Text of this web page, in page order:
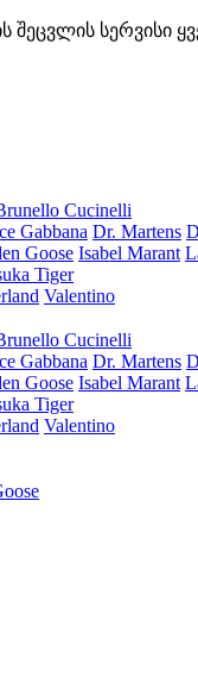
შეცვლის სერვისი
Cucinelli
Gabbana Dr. Martens
Goose Isabel Marant
Tiger
Valentino
Cucinelli
Gabbana Dr. Martens
Goose Isabel Marant
Tiger
Valentino